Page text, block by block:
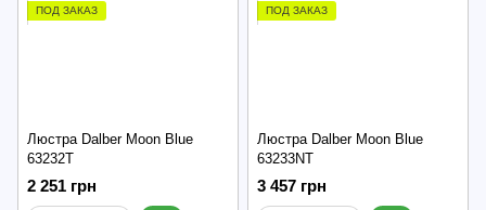
ПОД ЗАКАЗ
Люстра Dalber Moon Blue
63232T
2 251 грн
ПОД ЗАКАЗ
Люстра Dalber Moon Blue
63233NT
3 457 грн